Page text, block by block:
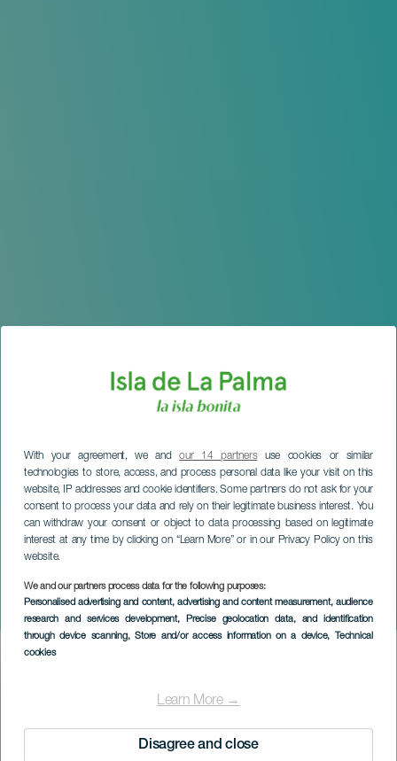
With your agreement, we andour 14 partnersuse cookies or similar
technologies to store, access, and process personal data like your visit on this
website, IP addresses and cookie identifiers. Some partners do not ask for your
consent to process your data and rely on their legitimate business interest. You
can withdraw your consent or object to data processing based on legitimate
interest at any time by clicking on “Learn More” or in our Privacy Policy on this
website.
We and our partners process data for the following purposes:
Personalised advertising and content, advertising and content measurement, audience
research and services development, Precise geolocation data, and identification
through device scanning, Store and/or access information on a device, Technical
cookies
Learn More →
Disagree and close
Uroczystości San Vicente
Ferrer
LA PALMA
Imagen